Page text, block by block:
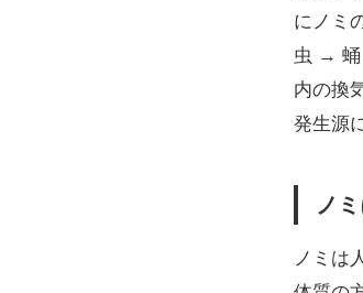
にノミ
虫 → 蛹
内の換
発生源
ノ
ノミは